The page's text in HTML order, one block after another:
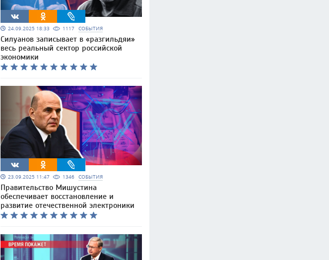
24.09.2025 18:33 1117 СОБЫТИЯ
Силуанов записывает в «разгильдяи»
весь реальный сектор российской
экономики
23.09.2025 11:47 1346 СОБЫТИЯ
Правительство Мишустина
обеспечивает восстановление и
развитие отечественной электроники